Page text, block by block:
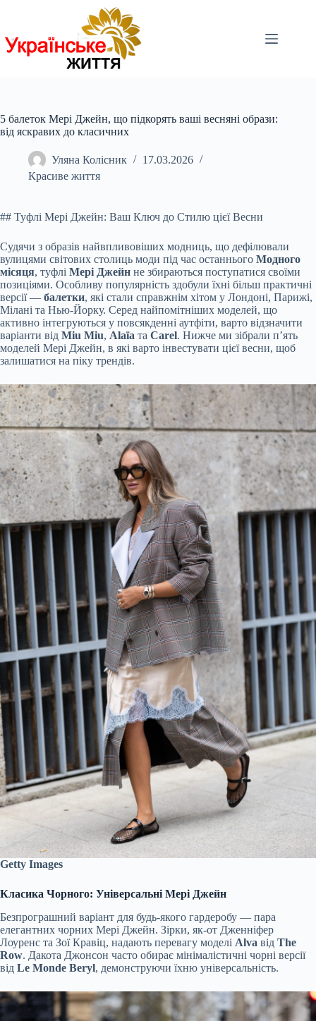
5 балеток Мері Джейн, що підкорять ваші весняні образи:
від яскравих до класичних
Уляна Колісник
17.03.2026
Красиве життя
## Туфлі Мері Джейн: Ваш Ключ до Стилю цієї Весни
Судячи з образів найвпливовіших модниць, що дефілювали
вулицями світових столиць моди під час останнього Модного
місяця, туфлі Мері Джейн не збираються поступатися своїми
позиціями. Особливу популярність здобули їхні більш практичні
версії — балетки, які стали справжнім хітом у Лондоні, Парижі,
Мілані та Нью-Йорку. Серед найпомітніших моделей, що
активно інтегруються у повсякденні аутфіти, варто відзначити
варіанти від Miu Miu, Alaïa та Carel. Нижче ми зібрали п’ять
моделей Мері Джейн, в які варто інвестувати цієї весни, щоб
залишатися на піку трендів.
Getty Images
Класика Чорного: Універсальні Мері Джейн
Безпрограшний варіант для будь-якого гардеробу — пара
елегантних чорних Мері Джейн. Зірки, як-от Дженніфер
Лоуренс та Зої Кравіц, надають перевагу моделі Alva від The
Row. Дакота Джонсон часто обирає мінімалістичні чорні версії
від Le Monde Beryl, демонструючи їхню універсальність.